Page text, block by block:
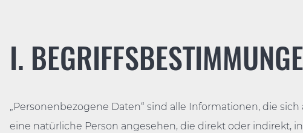
I.
„Personenbezogene Daten“ sind alle Informationen, die
eine natürliche Person angesehen, die direkt oder indirekt,